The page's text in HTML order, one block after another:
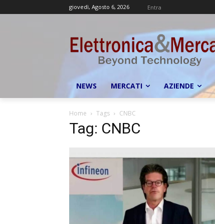
giovedì, Agosto 6, 2026 Entra
NEWS MERCATI AZIENDE
Home Tags CNBC
Tag: CNBC